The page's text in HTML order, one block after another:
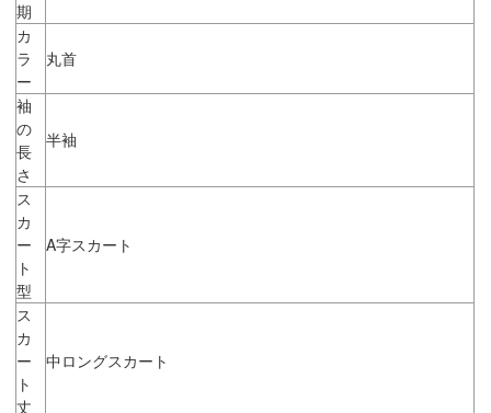
期
カ
ラ
ー
丸首
袖
の
長
さ
半袖
ス
カ
ー
ト
型
A字スカート
ス
カ
ー
ト
丈
中ロングスカート